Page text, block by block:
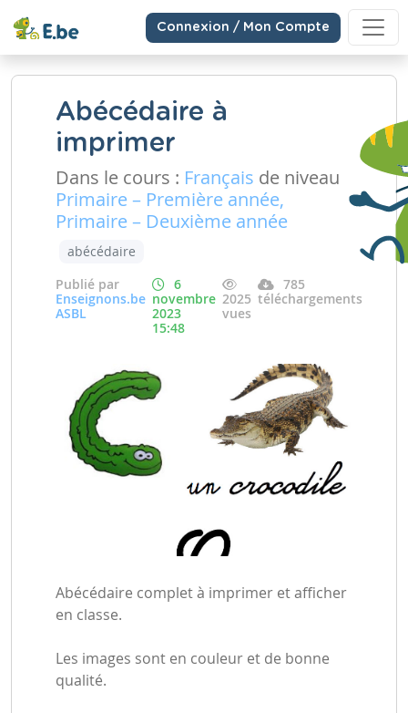
Connexion / Mon Compte
Abécédaire à
imprimer
Dans le cours : Français de niveau
Primaire – Première année,
Primaire – Deuxième année
abécédaire
Publié par
Enseignons.be
ASBL
6
novembre
2023
15:48
2025
vues
785
téléchargements
Abécédaire complet à imprimer et afficher
en classe.
Les images sont en couleur et de bonne
qualité.